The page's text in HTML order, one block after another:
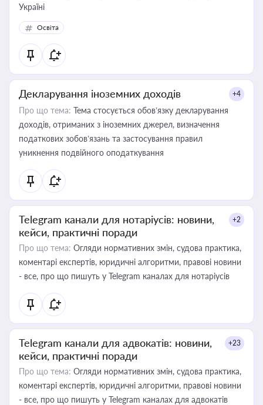
Україні
Освіта
Декларування іноземних доходів +4
Про що тема: Тема стосується обов’язку декларування
доходів, отриманих з іноземних джерел, визначення
податкових зобов’язань та застосування правил
уникнення подвійного оподаткування
Telegram канали для нотаріусів: новини,
кейси, практичні поради
+2
Про що тема: Огляди нормативних змін, судова практика,
коментарі експертів, юридичні алгоритми, правові новини
- все, про що пишуть у Telegram каналах для нотаріусів
Telegram канали для адвокатів: новини,
кейси, практичні поради
+23
Про що тема: Огляди нормативних змін, судова практика,
коментарі експертів, юридичні алгоритми, правові новини
- все, про що пишуть у Telegram каналах для адвокатів